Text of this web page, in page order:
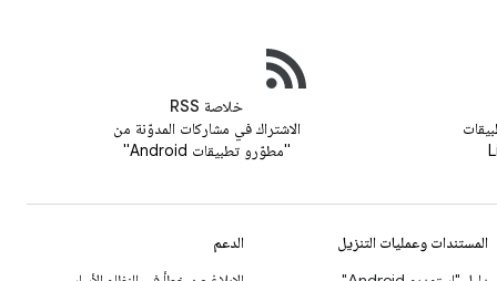
خلاصة RSS
الاشتراك في مشاركات المدوّنة من
"مطوّرو تطبيقات Android"
المستندات وعمليات التنزيل
الدعم